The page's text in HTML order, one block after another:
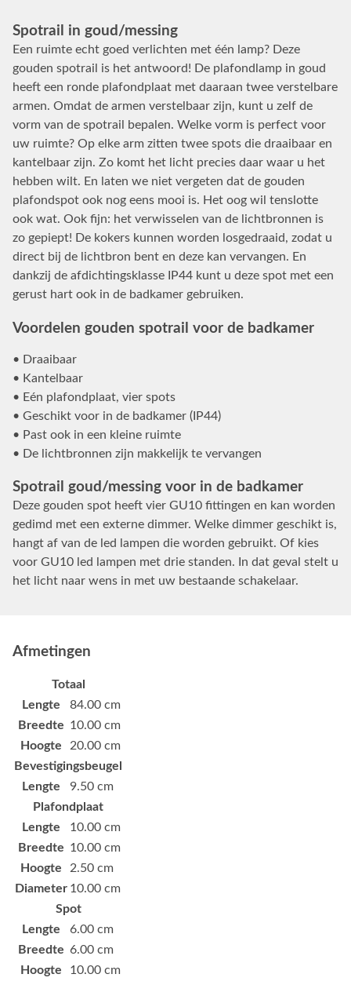
Spotrail in goud/messing
Een ruimte echt goed verlichten met één lamp? Deze
gouden spotrail is het antwoord! De plafondlamp in goud
heeft een ronde plafondplaat met daaraan twee verstelbare
armen. Omdat de armen verstelbaar zijn, kunt u zelf de
vorm van de spotrail bepalen. Welke vorm is perfect voor
uw ruimte? Op elke arm zitten twee spots die draaibaar en
kantelbaar zijn. Zo komt het licht precies daar waar u het
hebben wilt. En laten we niet vergeten dat de gouden
plafondspot ook nog eens mooi is. Het oog wil tenslotte
ook wat. Ook fijn: het verwisselen van de lichtbronnen is
zo gepiept! De kokers kunnen worden losgedraaid, zodat u
direct bij de lichtbron bent en deze kan vervangen. En
dankzij de afdichtingsklasse IP44 kunt u deze spot met een
gerust hart ook in de badkamer gebruiken.
Voordelen gouden spotrail voor de badkamer
• Draaibaar
• Kantelbaar
• Eén plafondplaat, vier spots
• Geschikt voor in de badkamer (IP44)
• Past ook in een kleine ruimte
• De lichtbronnen zijn makkelijk te vervangen
Spotrail goud/messing voor in de badkamer
Deze gouden spot heeft vier GU10 fittingen en kan worden
gedimd met een externe dimmer. Welke dimmer geschikt is,
hangt af van de led lampen die worden gebruikt. Of kies
voor GU10 led lampen met drie standen. In dat geval stelt u
het licht naar wens in met uw bestaande schakelaar.
Afmetingen
Totaal
Lengte
84.00 cm
Breedte 10.00 cm
Hoogte
20.00 cm
Bevestigingsbeugel
Lengte
9.50 cm
Plafondplaat
Lengte
10.00 cm
Breedte 10.00 cm
Hoogte
2.50 cm
Diameter 10.00 cm
Spot
Lengte
6.00 cm
Breedte 6.00 cm
Hoogte
10.00 cm